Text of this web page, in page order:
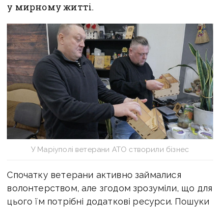
у мирному житті.
У Маріуполі ветерани АТО створили бізнес
Спочатку ветерани активно займалися
волонтерством, але згодом зрозуміли, що для
цього їм потрібні додаткові ресурси. Пошуки